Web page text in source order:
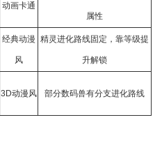
动画卡通
属性
经典动漫
风
精灵进化路线固定，靠等级提
升解锁
3D动漫风 部分数码兽有分支进化路线